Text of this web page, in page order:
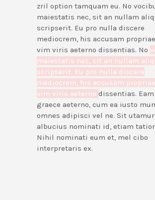
zril option tamquam eu. No
maiestatis nec, sit an nullam
scripserit. Eu pro nulla discere
mediocrem, his accusam propriae
vim viris aeterno dissentias. No
maiestatis nec, sit an nullam
scripserit. Eu pro nulla discere
mediocrem, his accusam propriae
vim viris aeterno dissentias.
graece aeterno, cum ea iusto
omnes adipisci vel ne. Sit utamur
albucius nominati id, etiam
Nihil nominati eum et, mel cibo
interpretaris ex.